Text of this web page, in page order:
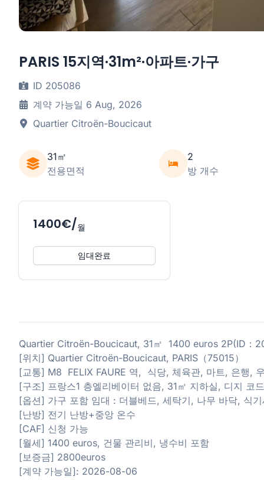
PARIS 15지역·31m²·아파트·가구
ID 205086
계약 가능일 6 Aug, 2026
Quartier Citroën-Boucicaut
31㎡
전용면적
2
방 개수
1400€/월
임대완료
Quartier Citroën-Boucicaut, 31㎡ 1400 euros 2P(ID：
[위치] Quartier Citroën-Boucicaut, PARIS（75015）
[교통] M8 FELIX FAURE 역, 식당, 체육관, 마트, 은행,
[구조] 프랑스1 층엘리베이터 없음, 31㎡ 지하실, 디지 코드
[옵션] 가구 포함 임대 : 더블베드, 세탁기, 나무 바닥, 식
[난방] 전기 난방+중앙 온수
[CAF] 신청 가능
[월세] 1400 euros, 건물 관리비, 냉수비 포함
[보증금] 2800euros
[계약 가능일]: 2026-08-06